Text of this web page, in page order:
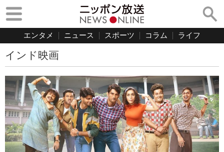
エンタメ ニュース スポーツ コラム ライフ
インド映画